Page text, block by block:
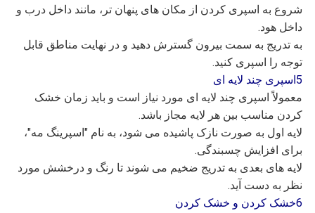
شروع به اسپری کردن از مکان های پنهان تر، مانند داخل درب و
داخل هود.
به تدریج به سمت بیرون گسترش دهید و در نهایت مناطق قابل
توجه را اسپری کنید.
5اسپری چند لایه ای
معمولاً اسپری چند لایه ای مورد نیاز است و باید زمان خشک
کردن مناسب بین هر لایه مجاز باشد.
لایه اول به صورت نازک پاشیده می شود، به نام "اسپرینگ مه"،
برای افزایش چسبندگی.
لایه های بعدی به تدریج ضخیم می شوند تا رنگ و درخشش مورد
نظر به دست آید.
6خشک کردن و خشک کردن